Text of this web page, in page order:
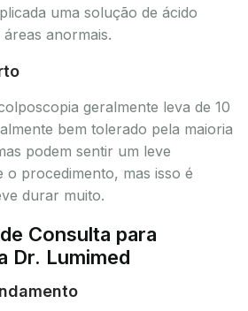
uma solução de ácido
anormais.
geralmente leva de 10
bem tolerado pela maioria
podem sentir um leve
procedimento, mas isso é
durar muito.
Consulta para
Dr. Lumimed